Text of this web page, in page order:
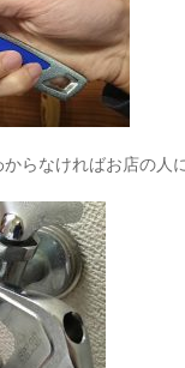
らなければお店の人